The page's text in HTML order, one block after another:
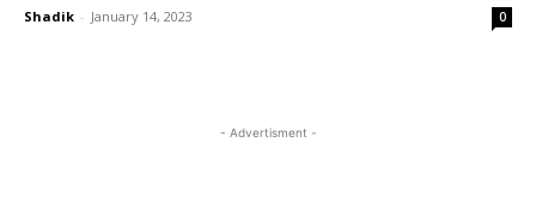
Shadik - January 14, 2023 0
- Advertisment -